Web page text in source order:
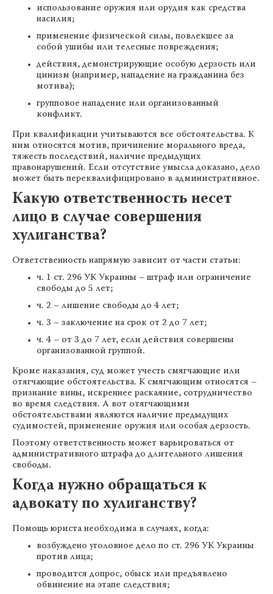
использование оружия или орудия как средства
насилия;
применение физической силы, повлекшее за
собой ушибы или телесные повреждения;
действия, демонстрирующие особую дерзость или
цинизм (например, нападение на гражданина без
мотива);
групповое нападение или организованный
конфликт.
При квалификации учитываются все обстоятельства. К
ним относятся мотив, причинение морального вреда,
тяжесть последствий, наличие предыдущих
правонарушений. Если отсутствие умысла доказано, дело
может быть переквалифицировано в административное.
Какую ответственность несет
лицо в случае совершения
хулиганства?
Ответственность напрямую зависит от части статьи:
ч. 1 ст. 296 УК Украины – штраф или ограничение
свободы до 5 лет;
ч. 2 – лишение свободы до 4 лет;
ч. 3 – заключение на срок от 2 до 7 лет;
ч. 4 – от 3 до 7 лет, если действия совершены
организованной группой.
Кроме наказания, суд может учесть смягчающие или
отягчающие обстоятельства. К смягчающим относятся –
признание вины, искреннее раскаяние, сотрудничество
во время следствия. А вот отягчающими
обстоятельствами являются наличие предыдущих
судимостей, применение оружия или особая дерзость.
Поэтому ответственность может варьироваться от
административного штрафа до длительного лишения
свободы.
Когда нужно обращаться к
адвокату по хулиганству?
Помощь юриста необходима в случаях, когда:
возбуждено уголовное дело по ст. 296 УК Украины
против лица;
проводится допрос, обыск или предъявлено
обвинение на этапе следствия;